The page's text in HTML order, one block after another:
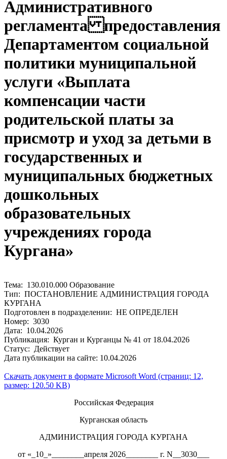
Административного
регламента предоставления
Департаментом социальной
политики муниципальной
услуги «Выплата
компенсации части
родительской платы за
присмотр и уход за детьми в
государственных и
муниципальных бюджетных
дошкольных
образовательных
учреждениях города
Кургана»
Тема: 130.010.000 Образование
Тип: ПОСТАНОВЛЕНИЕ АДМИНИСТРАЦИЯ ГОРОДА
КУРГАНА
Подготовлен в подразделении: НЕ ОПРЕДЕЛЕН
Номер: 3030
Дата: 10.04.2026
Публикация: Курган и Курганцы № 41 от 18.04.2026
Статус: Действует
Дата публикации на сайте: 10.04.2026
Скачать документ в формате Microsoft Word (страниц: 12,
размер: 120.50 KB)
Российская Федерация
Курганская область
АДМИНИСТРАЦИЯ ГОРОДА КУРГАНА
от «_10_»________апреля 2026________ г. N__3030___